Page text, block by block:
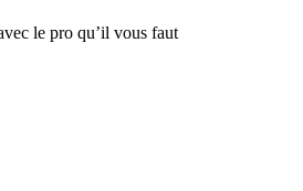
le pro qu’il vous faut